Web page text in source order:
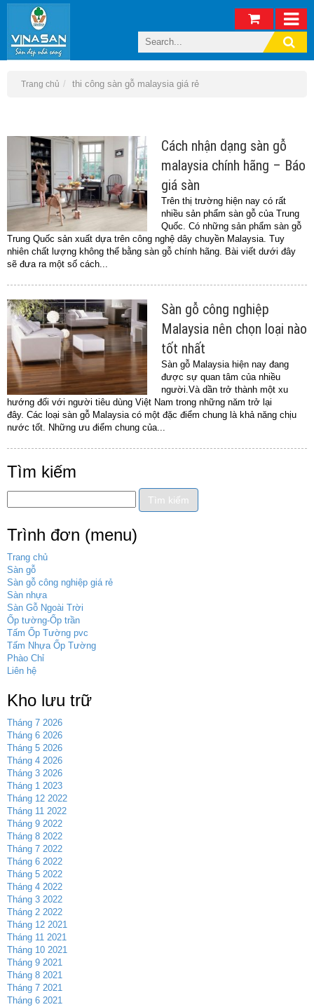
Trang chủ thi công sàn gỗ malaysia giá rẻ
Cách nhận dạng sàn gỗ
malaysia chính hãng – Báo
giá sàn
Trên thị trường hiện nay có rất
nhiều sản phẩm sàn gỗ của Trung
Quốc. Có những sản phẩm sàn gỗ
Trung Quốc sản xuất dựa trên công nghệ dây chuyền Malaysia. Tuy
nhiên chất lượng không thể bằng sàn gỗ chính hãng. Bài viết dưới đây
sẽ đưa ra một số cách...
Sàn gỗ công nghiệp
Malaysia nên chọn loại nào
tốt nhất
Sàn gỗ Malaysia hiện nay đang
được sự quan tâm của nhiều
người.Và dần trở thành một xu
hướng đối với người tiêu dùng Việt Nam trong những năm trở lại
đây. Các loại sàn gỗ Malaysia có một đặc điểm chung là khả năng chịu
nước tốt. Những ưu điểm chung của...
Tìm kiếm
Trình đơn (menu)
Trang chủ
Sàn gỗ
Sàn gỗ công nghiệp giá rẻ
Sàn nhựa
Sàn Gỗ Ngoài Trời
Ốp tường-Ốp trần
Tấm Ốp Tường pvc
Tấm Nhựa Ốp Tường
Phào Chỉ
Liên hệ
Kho lưu trữ
Tháng 7 2026
Tháng 6 2026
Tháng 5 2026
Tháng 4 2026
Tháng 3 2026
Tháng 1 2023
Tháng 12 2022
Tháng 11 2022
Tháng 9 2022
Tháng 8 2022
Tháng 7 2022
Tháng 6 2022
Tháng 5 2022
Tháng 4 2022
Tháng 3 2022
Tháng 2 2022
Tháng 12 2021
Tháng 11 2021
Tháng 10 2021
Tháng 9 2021
Tháng 8 2021
Tháng 7 2021
Tháng 6 2021